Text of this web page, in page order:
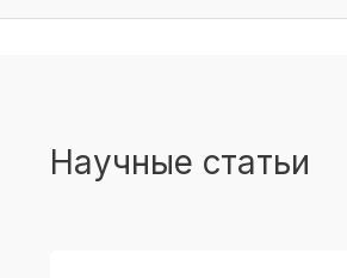
Научные статьи